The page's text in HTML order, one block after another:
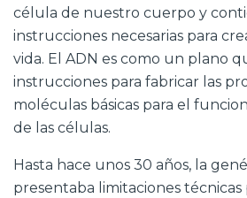
célula de nuestro cuerpo y
instrucciones necesarias para
vida. El ADN es como un plano
instrucciones para fabricar las
moléculas básicas para el
de las células.
Hasta hace unos 30 años, la
presentaba limitaciones técnicas